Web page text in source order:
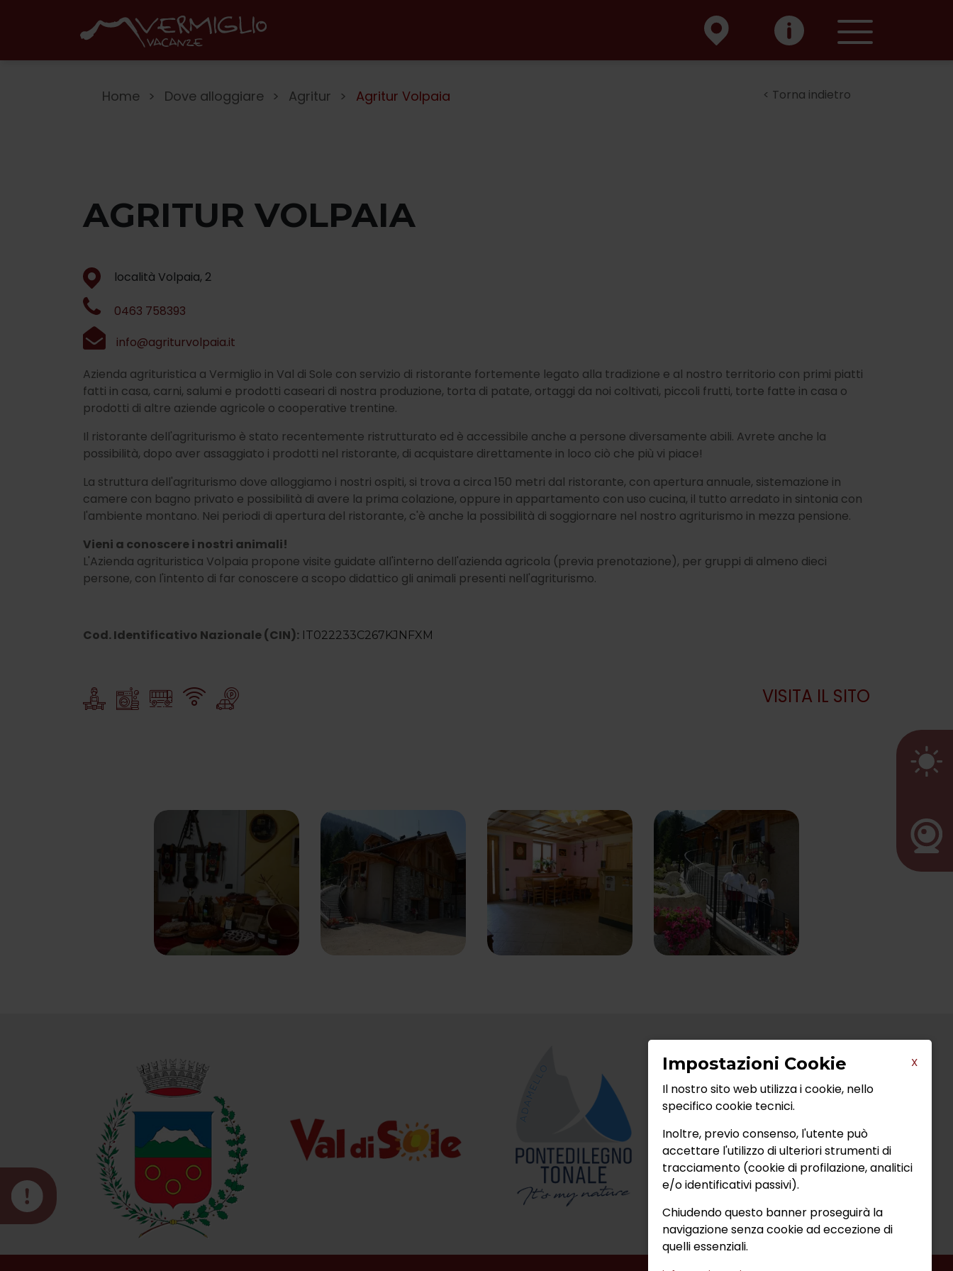
Home Dove alloggiare Agritur Agritur Volpaia Torna indietro
AGRITUR VOLPAIA
località Volpaia, 2
0463 758393
info@agriturvolpaia.it
Azienda agrituristica a Vermiglio in Val di Sole con servizio di ristorante fortemente legato alla tradizione e al nostro territorio con primi piatti
fatti in casa, carni, salumi e prodotti caseari di nostra produzione, torta di patate, ortaggi da noi coltivati, piccoli frutti, torte fatte in casa o
prodotti di altre aziende agricole o cooperative trentine.
Il ristorante dell'agriturismo è stato recentemente ristrutturato ed è accessibile anche a persone diversamente abili. Avrete anche la
possibilità, dopo aver assaggiato i prodotti nel ristorante, di acquistare direttamente in loco ciò che più vi piace!
La struttura dell'agriturismo dove alloggiamo i nostri ospiti, si trova a circa 150 metri dal ristorante, con apertura annuale, sistemazione in
camere con bagno privato e possibilità di avere la prima colazione, oppure in appartamento con uso cucina, il tutto arredato in sintonia con
l'ambiente montano. Nei periodi di apertura del ristorante, c'è anche la possibilità di soggiornare nel nostro agriturismo in mezza pensione.
Vieni a conoscere i nostri animali!
L'Azienda agrituristica Volpaia propone visite guidate all'interno dell'azienda agricola (previa prenotazione), per gruppi di almeno dieci
persone, con l'intento di far conoscere a scopo didattico gli animali presenti nell'agriturismo.
Cod. Identificativo Nazionale (CIN): IT022233C267KJNFXM
VISITA IL SITO
X
Impostazioni Cookie
Il nostro sito web utilizza i cookie, nello
specifico cookie tecnici.
Inoltre, previo consenso, l'utente può
accettare l'utilizzo di ulteriori strumenti di
tracciamento (cookie di profilazione, analitici
e/o identificativi passivi).
Chiudendo questo banner proseguirà la
navigazione senza cookie ad eccezione di
quelli essenziali.